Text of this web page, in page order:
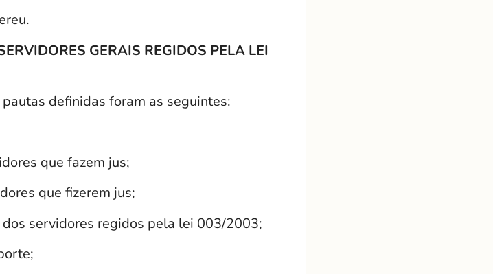
GERAIS REGIDOS PELA LEI
definidas foram as seguintes:
que fazem jus;
que fizerem jus;
dos servidores regidos pela lei 003/2003;